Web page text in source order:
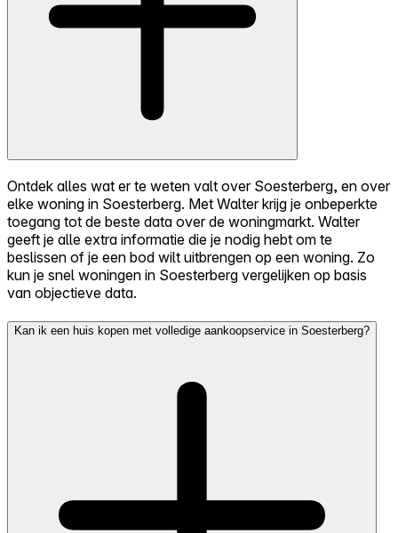
Ontdek alles wat er te weten valt over Soesterberg, en over
elke woning in Soesterberg. Met Walter krijg je onbeperkte
toegang tot de beste data over de woningmarkt. Walter
geeft je alle extra informatie die je nodig hebt om te
beslissen of je een bod wilt uitbrengen op een woning. Zo
kun je snel woningen in Soesterberg vergelijken op basis
van objectieve data.
Kan ik een huis kopen met volledige aankoopservice in Soesterberg?